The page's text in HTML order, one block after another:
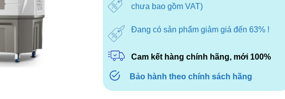
chưa bao gồm VAT)
Đang có sản phẩm giảm giá đến 63% !
Cam kết hàng chính hãng, mới 100%
Bảo hành theo chính sách hãng